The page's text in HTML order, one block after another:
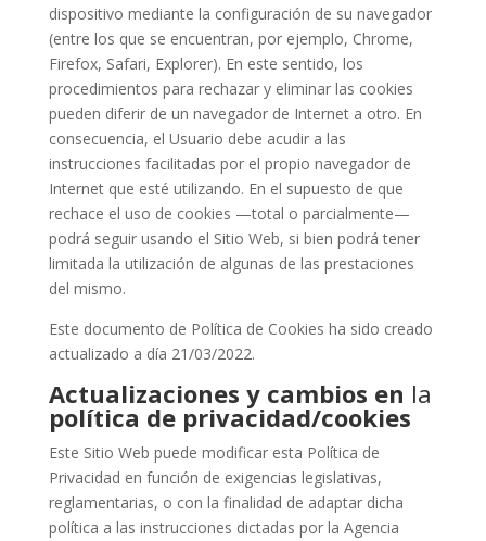
dispositivo mediante la configuración de su navegador
(entre los que se encuentran, por ejemplo, Chrome,
Firefox, Safari, Explorer). En este sentido, los
procedimientos para rechazar y eliminar las cookies
pueden diferir de un navegador de Internet a otro. En
consecuencia, el Usuario debe acudir a las
instrucciones facilitadas por el propio navegador de
Internet que esté utilizando. En el supuesto de que
rechace el uso de cookies —total o parcialmente—
podrá seguir usando el Sitio Web, si bien podrá tener
limitada la utilización de algunas de las prestaciones
del mismo.
Este documento de Política de Cookies ha sido creado
actualizado a día 21/03/2022.
Actualizaciones y cambios en la
política de privacidad/cookies
Este Sitio Web puede modificar esta Política de
Privacidad en función de exigencias legislativas,
reglamentarias, o con la finalidad de adaptar dicha
política a las instrucciones dictadas por la Agencia